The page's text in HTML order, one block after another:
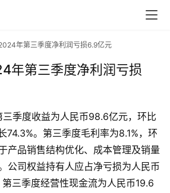
年第三季度净利润亏损6.9亿元
年第三季度净利润亏损
季度收益为人民币98.6亿元，环比
74.3%。第三季度毛利率为8.1%，环
产品销售结构优化、成本管理及销量
公司权益持有人应占净亏损为人民币
三季度经营性现金流为人民币19.6